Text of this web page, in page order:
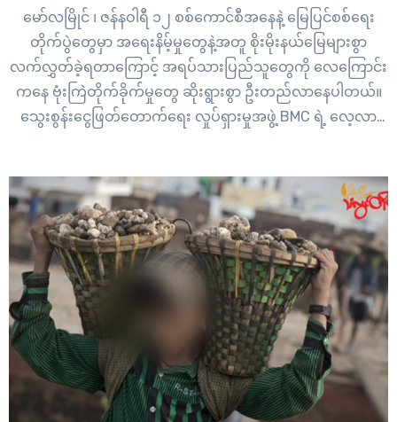
မော်လမြိုင် ၊ ဇန်နဝါရီ ၁၂ စစ်ကောင်စီအနေနဲ့ မြေပြင်စစ်ရေး
တိုက်ပွဲတွေမှာ အရေးနိမ့်မှုတွေနဲ့အတူ စိုးမိုးနယ်မြေများစွာ
လက်လွှတ်ခဲ့ရတာကြောင့် အရပ်သားပြည်သူတွေကို လေကြောင်း
ကနေ ဗုံးကြဲတိုက်ခိုက်မှုတွေ ဆိုးရွားစွာ ဦးတည်လာနေပါတယ်။
သွေးစွန်းငွေဖြတ်တောက်ရေး လှုပ်ရှားမှုအဖွဲ့ BMC ရဲ့ လေ့လာ
ဘာသာရေးပွဲတော်တွေ၊ ဆေးရုံဆေးခန်းတွေနဲ့ ကျောင်းတွေကိုပါ
တိုက်ခိုက်နေတာပါ။ ၂၀၂၁…